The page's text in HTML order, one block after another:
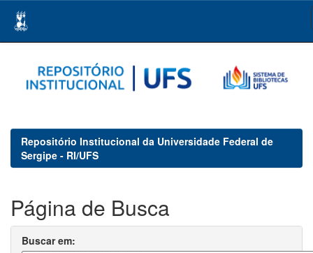
navigation
Repositório Institucional da Universidade Federal de
Sergipe - RI/UFS
Página de Busca
Buscar em: